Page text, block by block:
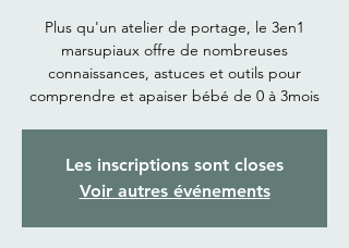
Plus qu'un atelier de portage, le 3en1
marsupiaux offre de nombreuses
connaissances, astuces et outils pour
comprendre et apaiser bébé de 0 à 3mois
Les inscriptions sont closes
Voir autres événements